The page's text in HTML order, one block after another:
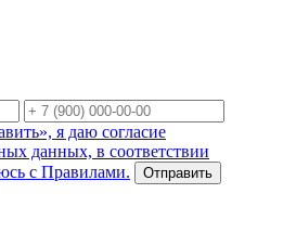
я даю согласие
данных, в соответствии
с Правилами.
Отправить